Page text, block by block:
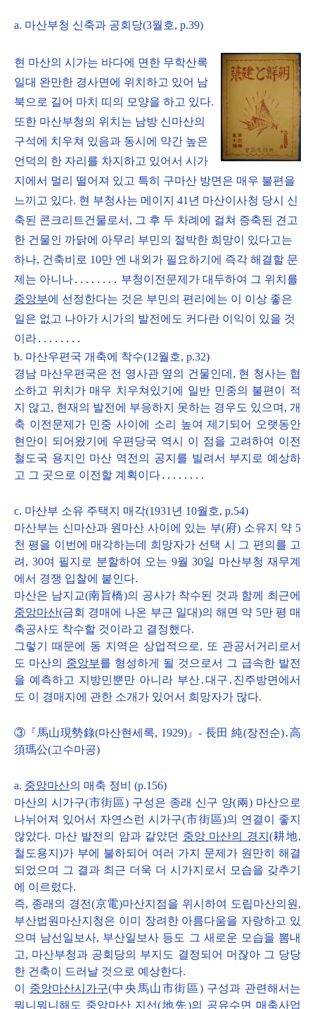
a. 마산부청 신축과 공회당(3월호, p.39)
현 마산의 시가는 바다에 면한 무학산록
일대 완만한 경사면에 위치하고 있어 남
북으로 길어 마치 띠의 모양을 하고 있다.
또한 마산부청의 위치는 남방 신마산의
구석에 치우쳐 있음과 동시에 약간 높은
언덕의 한 자리를 차지하고 있어서 시가
지에서 멀리 떨어져 있고 특히 구마산 방면은 매우 불편을
느끼고 있다. 현 부청사는 메이지 41년 마산이사청 당시 신
축된 콘크리트건물로서, 그 후 두 차례에 걸쳐 증축된 견고
한 건물인 까닭에 아무리 부민의 절박한 희망이 있다고는
하나, 건축비로 10만 엔 내외가 필요하기에 즉각 해결할 문
제는 아니나․․․․․․․․ 부청이전문제가 대두하여 그 위치를
중앙부에 선정한다는 것은 부민의 편리에는 이 이상 좋은
일은 없고 나아가 시가의 발전에도 커다란 이익이 있을 것
이라․․․․․․․․
b. 마산우편국 개축에 착수(12월호, p.32)
경남 마산우편국은 전 영사관 옆의 건물인데, 현 청사는 협
소하고 위치가 매우 치우쳐있기에 일반 민중의 불편이 적
지 않고, 현재의 발전에 부응하지 못하는 경우도 있으며, 개
축 이전문제가 민중 사이에 소리 높여 제기되어 오랫동안
현안이 되어왔기에 우편당국 역시 이 점을 고려하여 이전
철도국 용지인 마산 역전의 공지를 빌려서 부지로 예상하
고 그 곳으로 이전할 계획이다․․․․․․․․
c. 마산부 소유 주택지 매각(1931년 10월호, p.54)
마산부는 신마산과 원마산 사이에 있는 부(府) 소유지 약 5
천 평을 이번에 매각하는데 희망자가 선택 시 그 편의를 고
려, 30여 필지로 분할하여 오는 9월 30일 마산부청 재무계
에서 경쟁 입찰에 붙인다.
마산은 남지교(南旨橋)의 공사가 착수된 것과 함께 최근에
중앙마산(금회 경매에 나온 부근 일대)의 해면 약 5만 평 매
축공사도 착수할 것이라고 결정했다.
그렇기 때문에 동 지역은 상업적으로, 또 관공서거리로서
도 마산의 중앙부를 형성하게 될 것으로서 그 급속한 발전
을 예측하고 지방민뿐만 아니라 부산․대구․진주방면에서
도 이 경매지에 관한 소개가 있어서 희망자가 많다.
③『馬山現勢錄(마산현세록, 1929)』- 長田 純(장전순)․高
須瑪公(고수마공)
a. 중앙마산의 매축 정비 (p.156)
마산의 시가구(市街區) 구성은 종래 신구 양(兩) 마산으로
나뉘어져 있어서 자연스런 시가구(市街區)의 연결이 좋지
않았다. 마산 발전의 암과 같았던 중앙 마산의 경지 (耕地,
철도용지)가 부에 불하되어 여러 가지 문제가 원만히 해결
되었으며 그 결과 최근 더욱 더 시가지로서 모습을 갖추기
에 이르렀다.
즉, 종래의 경전(京電)마산지점을 위시하여 도립마산의원,
부산법원마산지청은 이미 장려한 아름다움을 자랑하고 있
으며 남선일보사, 부산일보사 등도 그 새로운 모습을 뽐내
고, 마산부청과 공회당의 부지도 결정되어 머잖아 그 당당
한 건축이 드러날 것으로 예상한다.
이 중앙마산시가구(中央馬山市街區) 구성과 관련해서는
뭐니뭐니해도 중앙마산 지선(地先)의 공유수면 매축사업